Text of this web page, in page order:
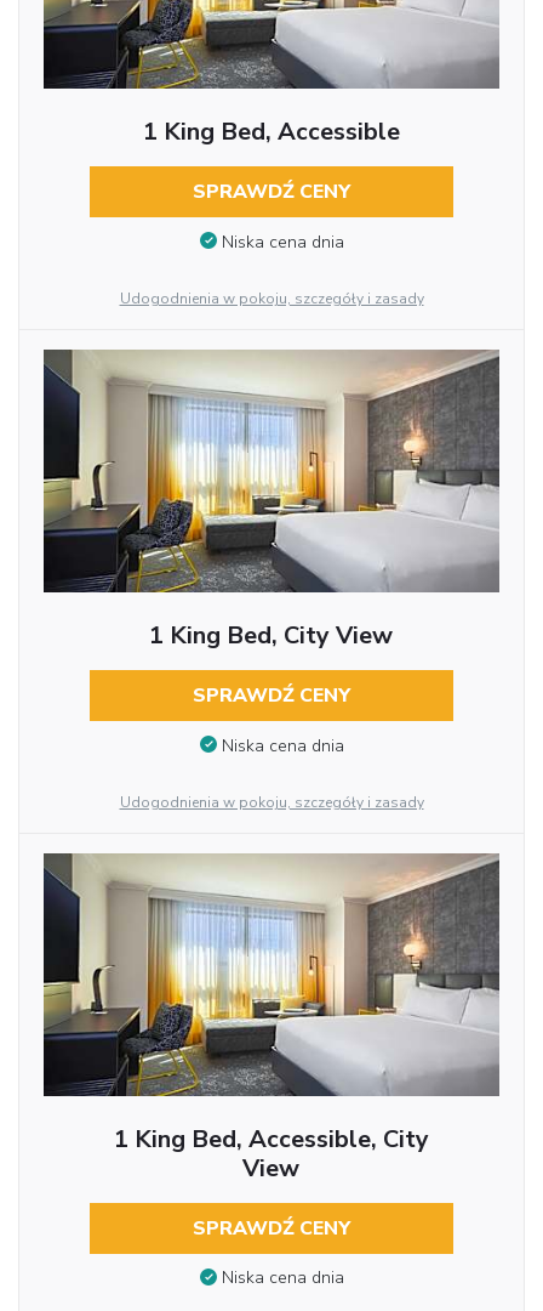
1 King Bed, Accessible
SPRAWDŹ CENY
Niska cena dnia
Udogodnienia w pokoju, szczegóły i zasady
1 King Bed, City View
SPRAWDŹ CENY
Niska cena dnia
Udogodnienia w pokoju, szczegóły i zasady
1 King Bed, Accessible, City
View
SPRAWDŹ CENY
Niska cena dnia